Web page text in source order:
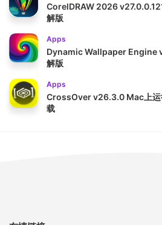
CorelDRAW 2026
解版
Apps
Dynamic Wallpaper Engine
解版
Apps
CrossOver v26.3.0 Mac上
载